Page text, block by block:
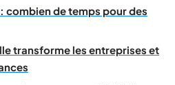
combien de temps pour des
transforme les entreprises et